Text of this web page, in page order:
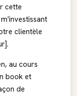
cette
clientèle
au cours
book et
de